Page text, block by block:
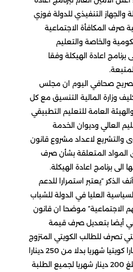
والجهاز التنفيذي للدولة فوزي
صرف المكافأة الاجتماعية
والخاصة والتعليم
برنامج اعادة الهيكلة وفقا
صحافي اليوم ان مجلس
وزارة المالية التنسيق مع كل
العامة للتعليم التطبيقي
العالي وديوان الخدمة
والتشريع لاعداد مشروع قانون
المتعلقة بشأن صرف
الى برنامج اعادة الهيكلة.
الذكر “يعتبر استمرارا للدعم
العليا في الدولة للشباب
الاجتماعية” موضحا ان قانون
أيضا بتعديل صرف قيمة
تصرف للطالب الكويتي المتزوج
وزيادتها الى 350 دينارا كويتيا شهريا بدلا من 250 دينارا
اضافة الى صرف مبلغ 200 دينار شهريا لجميع الطلبة